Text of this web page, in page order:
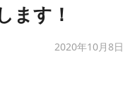
ます！
2020年10月8日